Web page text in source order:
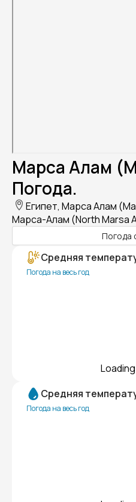
Марса Алам
Погода.
Египет, Марса Алам
Марса-Алам (North Marsa
Погода
Средняя
Погода на весь год
Средняя
Погода на весь год